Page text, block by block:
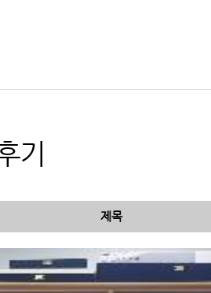
적인 설명이 가
종류 및 검사 가
기
제목